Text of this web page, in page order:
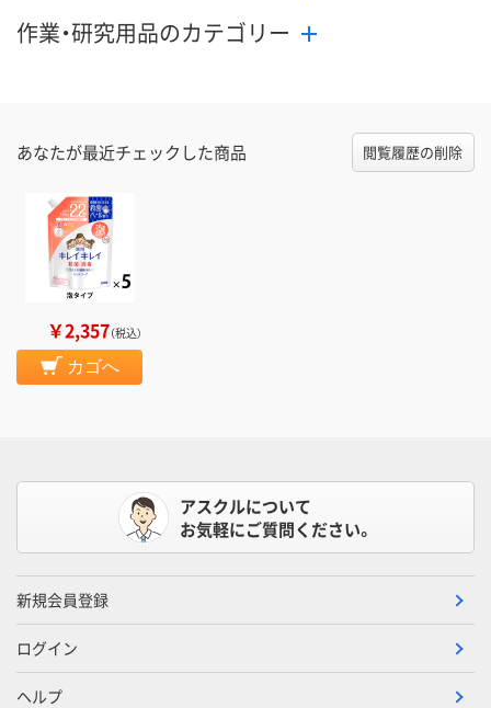
作業・研究用品のカテゴリー
あなたが最近チェックした商品 閲覧履歴の削除
￥2,357（税込）
カゴへ
アスクルについて
お気軽にご質問ください。
新規会員登録
ログイン
ヘルプ